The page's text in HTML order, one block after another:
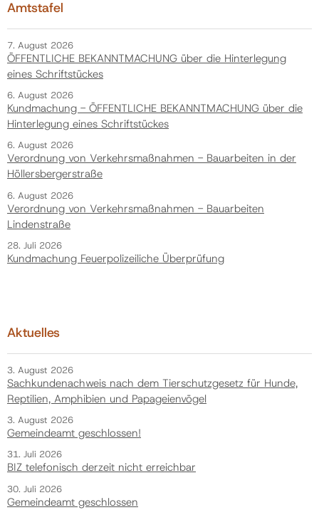
Amtstafel
7. August 2026
ÖFFENTLICHE BEKANNTMACHUNG über die Hinterlegung
eines Schriftstückes
6. August 2026
Kundmachung - ÖFFENTLICHE BEKANNTMACHUNG über die
Hinterlegung eines Schriftstückes
6. August 2026
Verordnung von Verkehrsmaßnahmen - Bauarbeiten in der
Höllersbergerstraße
6. August 2026
Verordnung von Verkehrsmaßnahmen - Bauarbeiten
Lindenstraße
28. Juli 2026
Kundmachung Feuerpolizeiliche Überprüfung
Aktuelles
3. August 2026
Sachkundenachweis nach dem Tierschutzgesetz für Hunde,
Reptilien, Amphibien und Papageienvögel
3. August 2026
Gemeindeamt geschlossen!
31. Juli 2026
BIZ telefonisch derzeit nicht erreichbar
30. Juli 2026
Gemeindeamt geschlossen